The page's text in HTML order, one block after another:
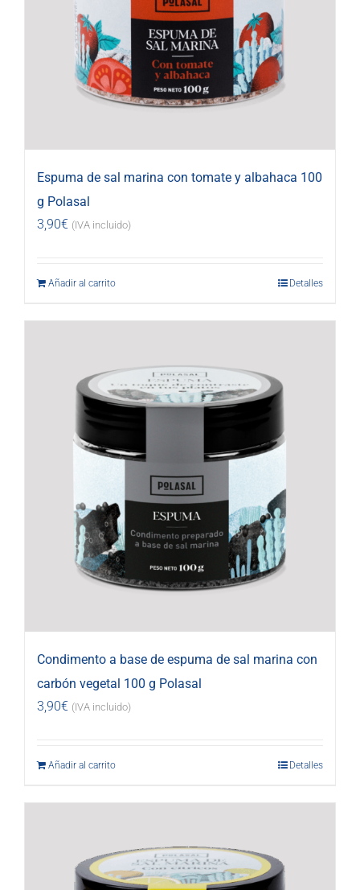
Espuma de sal marina con tomate y albahaca 100
g Polasal
3,90€ (IVA incluido)
Añadir al carrito Detalles
Condimento a base de espuma de sal marina con
carbón vegetal 100 g Polasal
3,90€ (IVA incluido)
Añadir al carrito Detalles